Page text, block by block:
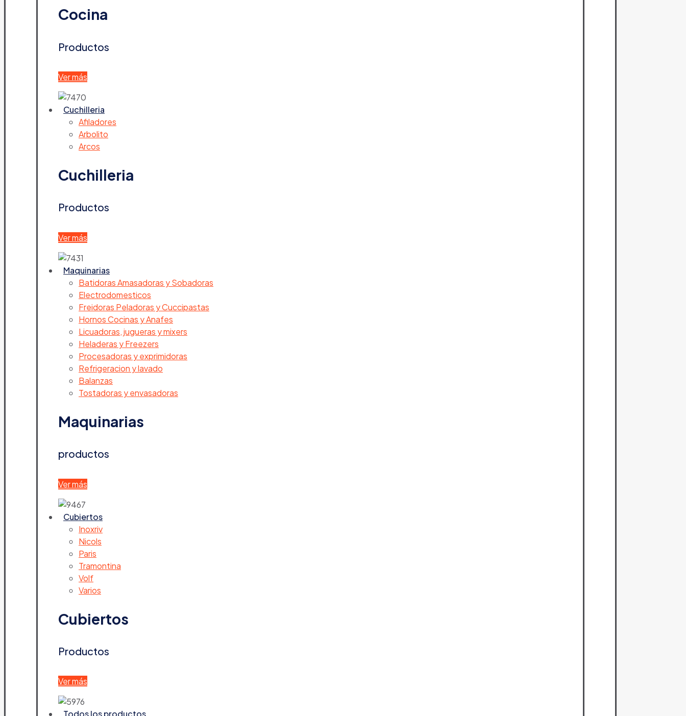
Cocina
Productos
Ver más
Cuchilleria
Afiladores
Arbolito
Arcos
Cuchilleria
Productos
Ver más
Maquinarias
Batidoras Amasadoras y Sobadoras
Electrodomesticos
Freidoras Peladoras y Cuccipastas
Hornos Cocinas y Anafes
Licuadoras, jugueras y mixers
Heladeras y Freezers
Procesadoras y exprimidoras
Refrigeracion y lavado
Balanzas
Tostadoras y envasadoras
Maquinarias
productos
Ver más
Cubiertos
Inoxriv
Nicols
Paris
Tramontina
Volf
Varios
Cubiertos
Productos
Ver más